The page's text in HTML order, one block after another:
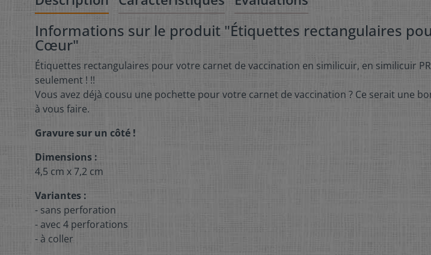
Informations sur le produit "Étiquettes rectangulaires
Cœur"
Étiquettes rectangulaires pour votre carnet de vaccination en similicuir, en similicuir
seulement ! !!
Vous avez déjà cousu une pochette pour votre carnet de vaccination ? Ce serait une
à vous faire.
Gravure sur un côté !
Dimensions :
4,5 cm x 7,2 cm
Variantes :
- sans perforation
- avec 4 perforations
- à coller